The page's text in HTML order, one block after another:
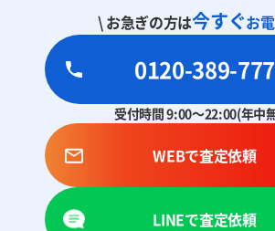
\ お急ぎの方は今すぐお
0120-389-777
受付時間 9:00～22:00(年中
WEBで査定依頼
LINEで査定依頼